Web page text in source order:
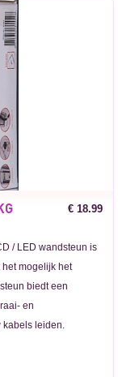
€ 18.99
/ LED wandsteun is
het mogelijk het
biedt een
en
leiden.